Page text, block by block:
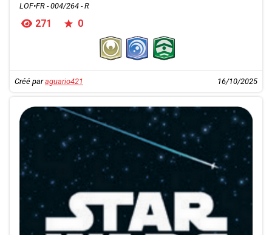
LOF•FR - 004/264 - R
271 0
Créé paraguario421 16/10/2025